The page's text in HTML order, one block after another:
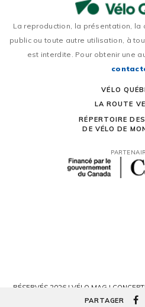
PARTAGER
La reproduction, la présentation, la
public ou toute autre utilisation, à
est interdite. Pour obtenir une
VÉLO
LA ROUTE
RÉPERTOIRE
DE VÉLO DE
RÉSERVÉS 2026 | VÉLO MAG |
AGENCE